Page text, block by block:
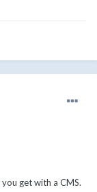
get with a CMS.